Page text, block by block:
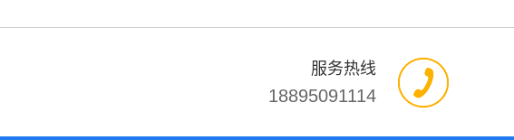
服务热线
18895091114